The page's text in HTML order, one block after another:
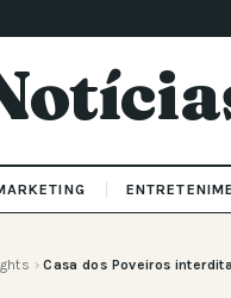
› Casa dos Poveiros